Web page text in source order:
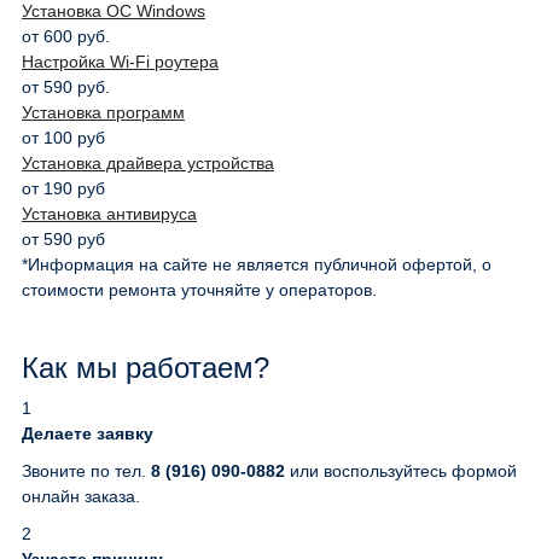
Установка ОС Windows
от 600 руб.
Настройка Wi-Fi роутера
от 590 руб.
Установка программ
от 100 руб
Установка драйвера устройства
от 190 руб
Установка антивируса
от 590 руб
*Информация на сайте не является публичной офертой, о
стоимости ремонта уточняйте у операторов.
Как мы работаем?
1
Делаете заявку
Звоните по тел. 8 (916) 090-0882 или воспользуйтесь формой
онлайн заказа.
2